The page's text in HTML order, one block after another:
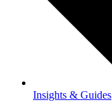
Insights & Guides